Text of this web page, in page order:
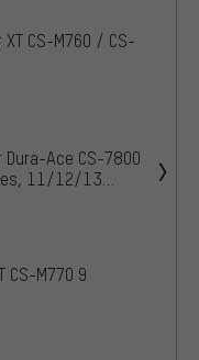
CS-M760 / CS-
Dura-Ace CS-7800
11/12/13
CS-M770 9